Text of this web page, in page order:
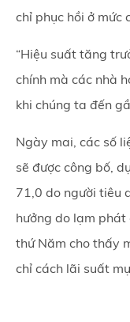
chỉ phục hồi ở mức
“Hiệu suất tăng
chính mà các nhà
khi chúng ta đến
Ngày mai, các số
sẽ được công bố,
71,0 do người tiêu
hưởng do lạm
thứ Năm cho thấy
chỉ cách lãi suất